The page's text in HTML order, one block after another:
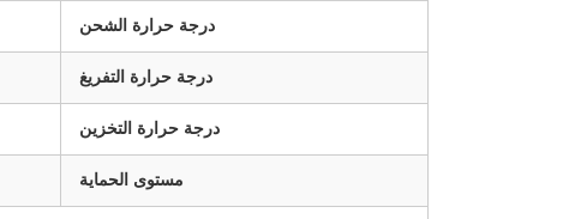
درجة حرارة الشحن
درجة حرارة التفريغ
درجة حرارة التخزين
مستوى الحماية